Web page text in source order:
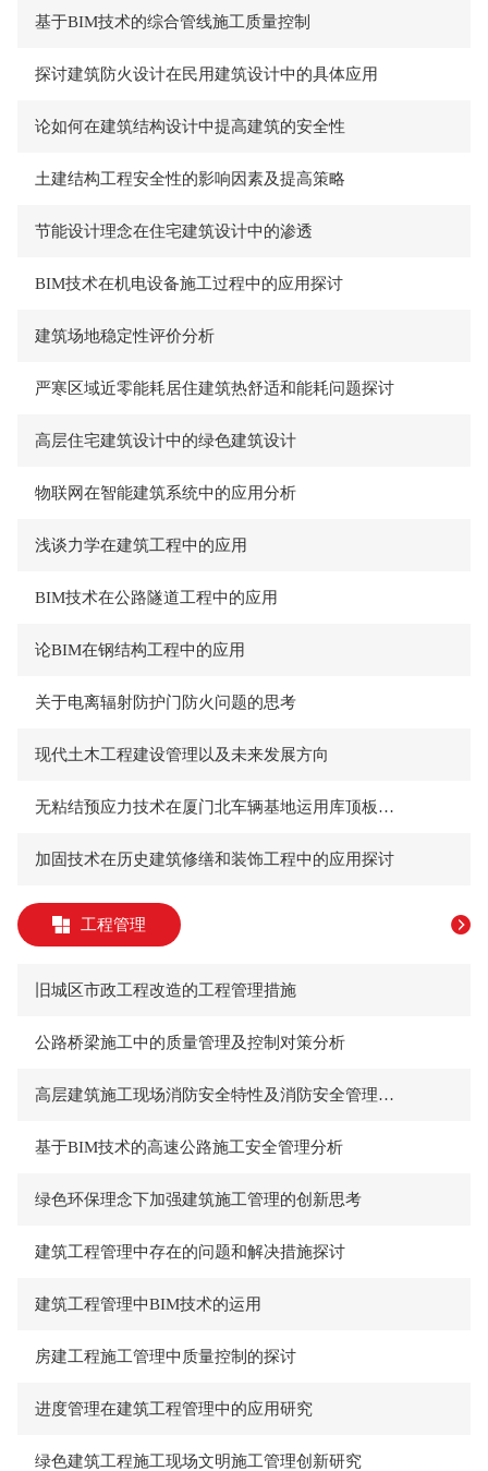
基于BIM技术的综合管线施工质量控制
探讨建筑防火设计在民用建筑设计中的具体应用
论如何在建筑结构设计中提高建筑的安全性
土建结构工程安全性的影响因素及提高策略
节能设计理念在住宅建筑设计中的渗透
BIM技术在机电设备施工过程中的应用探讨
建筑场地稳定性评价分析
严寒区域近零能耗居住建筑热舒适和能耗问题探讨
高层住宅建筑设计中的绿色建筑设计
物联网在智能建筑系统中的应用分析
浅谈力学在建筑工程中的应用
BIM技术在公路隧道工程中的应用
论BIM在钢结构工程中的应用
关于电离辐射防护门防火问题的思考
现代土木工程建设管理以及未来发展方向
无粘结预应力技术在厦门北车辆基地运用库顶板的应用
加固技术在历史建筑修缮和装饰工程中的应用探讨
工程管理
旧城区市政工程改造的工程管理措施
公路桥梁施工中的质量管理及控制对策分析
高层建筑施工现场消防安全特性及消防安全管理措施初探
基于BIM技术的高速公路施工安全管理分析
绿色环保理念下加强建筑施工管理的创新思考
建筑工程管理中存在的问题和解决措施探讨
建筑工程管理中BIM技术的运用
房建工程施工管理中质量控制的探讨
进度管理在建筑工程管理中的应用研究
绿色建筑工程施工现场文明施工管理创新研究